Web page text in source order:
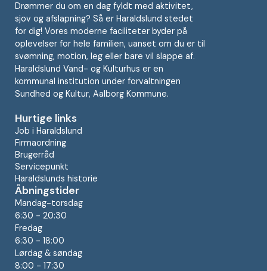
Drømmer du om en dag fyldt med aktivitet,
sjov og afslapning? Så er Haraldslund stedet
for dig! Vores moderne faciliteter byder på
oplevelser for hele familien, uanset om du er til
svømning, motion, leg eller bare vil slappe af.
Haraldslund Vand- og Kulturhus er en
kommunal institution under forvaltningen
Sundhed og Kultur, Aalborg Kommune.
Hurtige links
Job i Haraldslund
Firmaordning
Brugerråd
Servicepunkt
Haraldslunds historie
Åbningstider
Mandag-torsdag
6:30 - 20:30
Fredag
6:30 - 18:00
Lørdag & søndag
8:00 - 17:30